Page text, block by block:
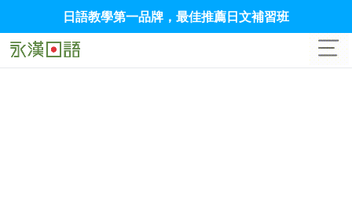
日語教學第一品牌，最佳推薦日文補習班